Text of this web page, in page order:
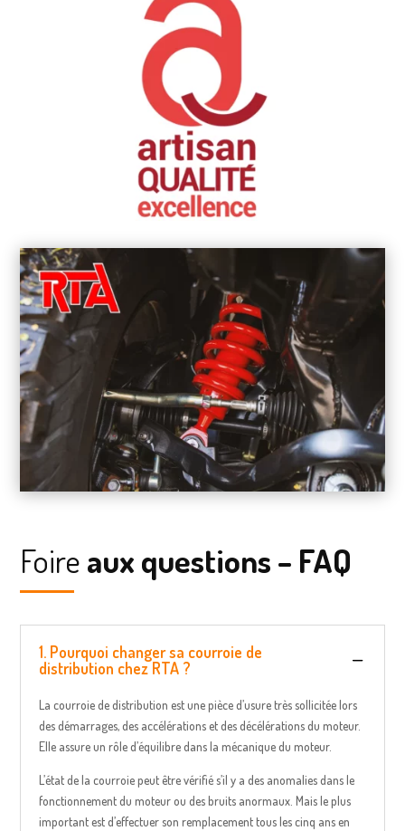
Foireaux questions – FAQ
1. Pourquoi changer sa courroie de
distribution chez RTA ?
La courroie de distribution est une pièce d’usure très sollicitée lors
des démarrages, des accélérations et des décélérations du moteur.
Elle assure un rôle d’équilibre dans la mécanique du moteur.
L’état de la courroie peut être vérifié s’il y a des anomalies dans le
fonctionnement du moteur ou des bruits anormaux. Mais le plus
important est d’effectuer son remplacement tous les cinq ans en